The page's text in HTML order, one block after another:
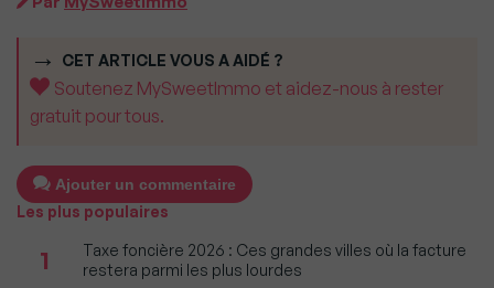
CET ARTICLE VOUS A AIDÉ ?
Soutenez MySweetImmo et aidez-nous à rester
gratuit pour tous.
Ajouter un commentaire
Les plus populaires
1
Taxe foncière 2026 : Ces grandes villes où la facture
restera parmi les plus lourdes